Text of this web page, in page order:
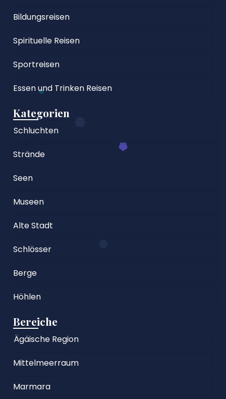
Bildungsreisen
Spirituelle Reisen
Sportreisen
Essen und Trinken Reisen
Kategorien
Schluchten
Strände
Seen
Museen
Alte Stadt
Schlösser
Berge
Höhlen
Bereiche
Ägäische Region
Mittelmeerraum
Marmara